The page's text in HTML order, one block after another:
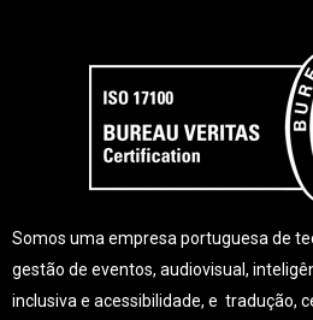
Somos uma empresa portuguesa de
gestão de eventos, audiovisual,
inclusiva e acessibilidade, e tradução,